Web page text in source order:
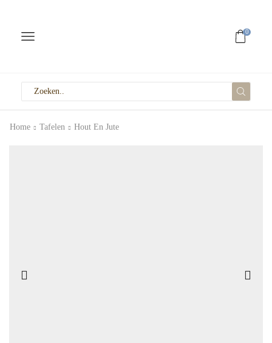
0
Home Tafelen Hout En Jute